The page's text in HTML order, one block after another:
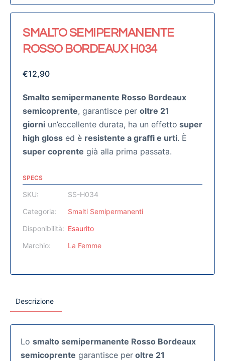
SMALTO SEMIPERMANENTE
ROSSO BORDEAUX H034
€12,90
Smalto semipermanente Rosso Bordeaux
semicoprente, garantisce per oltre 21
giorni un’eccellente durata, ha un effetto super
high gloss ed è resistente a graffi e urti. È
super coprente già alla prima passata.
SPECS
SKU:
SS-H034
Categoria:
Smalti Semipermanenti
Disponibilità: Esaurito
Marchio:
La Femme
Descrizione
Lo smalto semipermanente Rosso Bordeaux
semicoprente garantisce per oltre 21